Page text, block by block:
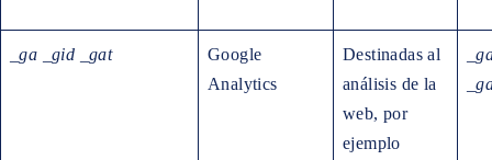
_ga _gid _gat
Google
Analytics
Destinadas al
análisis de la
web, por
ejemplo